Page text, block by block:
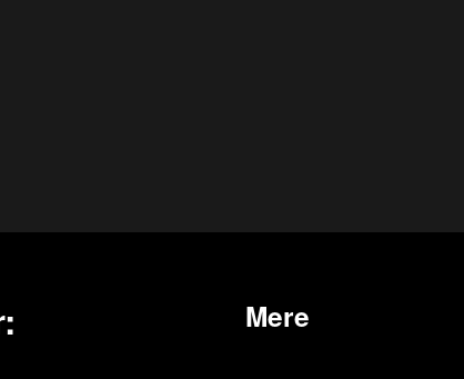
Mere